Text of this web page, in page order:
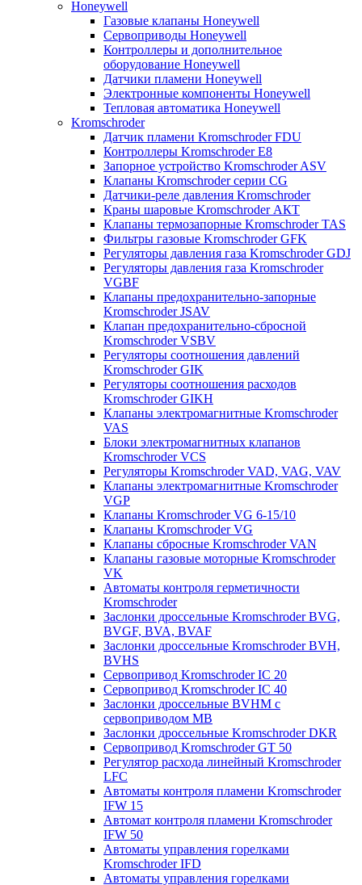
Honeywell
Газовые клапаны Honeywell
Сервоприводы Honeywell
Контроллеры и дополнительное
оборудование Honeywell
Датчики пламени Honeywell
Электронные компоненты Honeywell
Тепловая автоматика Honeywell
Kromschroder
Датчик пламени Kromschroder FDU
Контроллеры Kromschroder E8
Запорное устройство Kromschroder ASV
Клапаны Kromschroder серии CG
Датчики-реле давления Kromschroder
Краны шаровые Kromschroder АКТ
Клапаны термозапорные Kromschroder TAS
Фильтры газовые Kromschroder GFK
Регуляторы давления газа Kromschroder GDJ
Регуляторы давления газа Kromschroder
VGBF
Клапаны предохранительно-запорные
Kromschroder JSAV
Клапан предохранительно-сбросной
Kromschroder VSBV
Регуляторы соотношения давлений
Kromschroder GIK
Регуляторы соотношения расходов
Kromschroder GIKH
Клапаны электромагнитные Kromschroder
VAS
Блоки электромагнитных клапанов
Kromschroder VCS
Регуляторы Kromschroder VAD, VAG, VAV
Клапаны электромагнитные Kromschroder
VGP
Клапаны Kromschroder VG 6-15/10
Клапаны Kromschroder VG
Клапаны сбросные Kromschroder VAN
Клапаны газовые моторные Kromschroder
VK
Автоматы контроля герметичности
Kromschroder
Заслонки дроссельные Kromschroder BVG,
BVGF, BVA, BVAF
Заслонки дроссельные Kromschroder BVH,
BVHS
Сервопривод Kromschroder IC 20
Сервопривод Kromschroder IC 40
Заслонки дроссельные BVHM с
сервоприводом МВ
Заслонки дроссельные Kromschroder DKR
Cервопривод Kromschroder GT 50
Регулятор расхода линейный Kromschroder
LFC
Автоматы контроля пламени Kromschroder
IFW 15
Автомат контроля пламени Kromschroder
IFW 50
Автоматы управления горелками
Kromschroder IFD
Автоматы управления горелками